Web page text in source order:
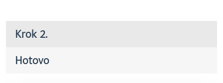
Krok 2.
Hotovo